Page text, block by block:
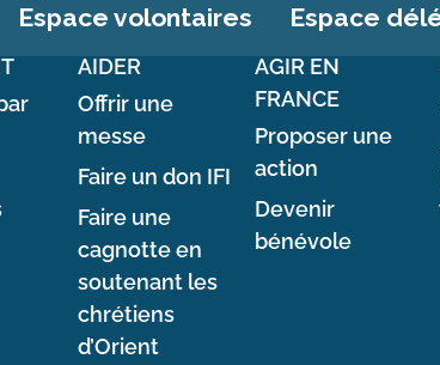
Espace volontaires Espace
AIDER
Offrir une
messe
Faire un don IFI
Faire une
cagnotte en
soutenant les
chrétiens
d’Orient
AGIR EN
FRANCE
Proposer une
action
Devenir
bénévole